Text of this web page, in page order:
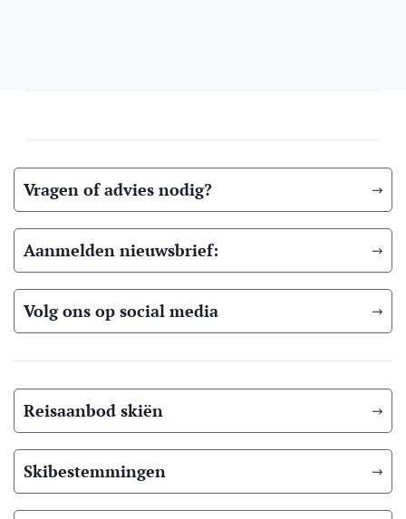
Vragen of advies nodig?
Aanmelden nieuwsbrief:
Volg ons op social media
Reisaanbod skiën
Skibestemmingen